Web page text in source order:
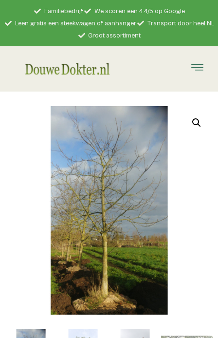
Familiebedrijf
We scoren een 4.4/5 op Google
Leen gratis een steekwagen of aanhanger
Transport door heel NL
Groot assortiment